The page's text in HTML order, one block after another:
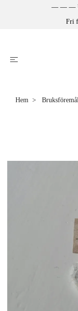
— — —
Fri
Hem